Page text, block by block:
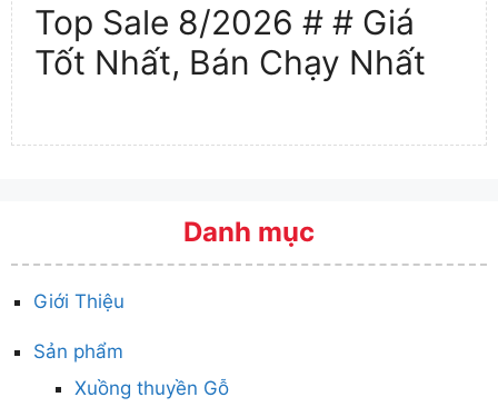
Top Sale 8/2026 # # Giá
Tốt Nhất, Bán Chạy Nhất
Danh mục
Giới Thiệu
Sản phẩm
Xuồng thuyền Gỗ